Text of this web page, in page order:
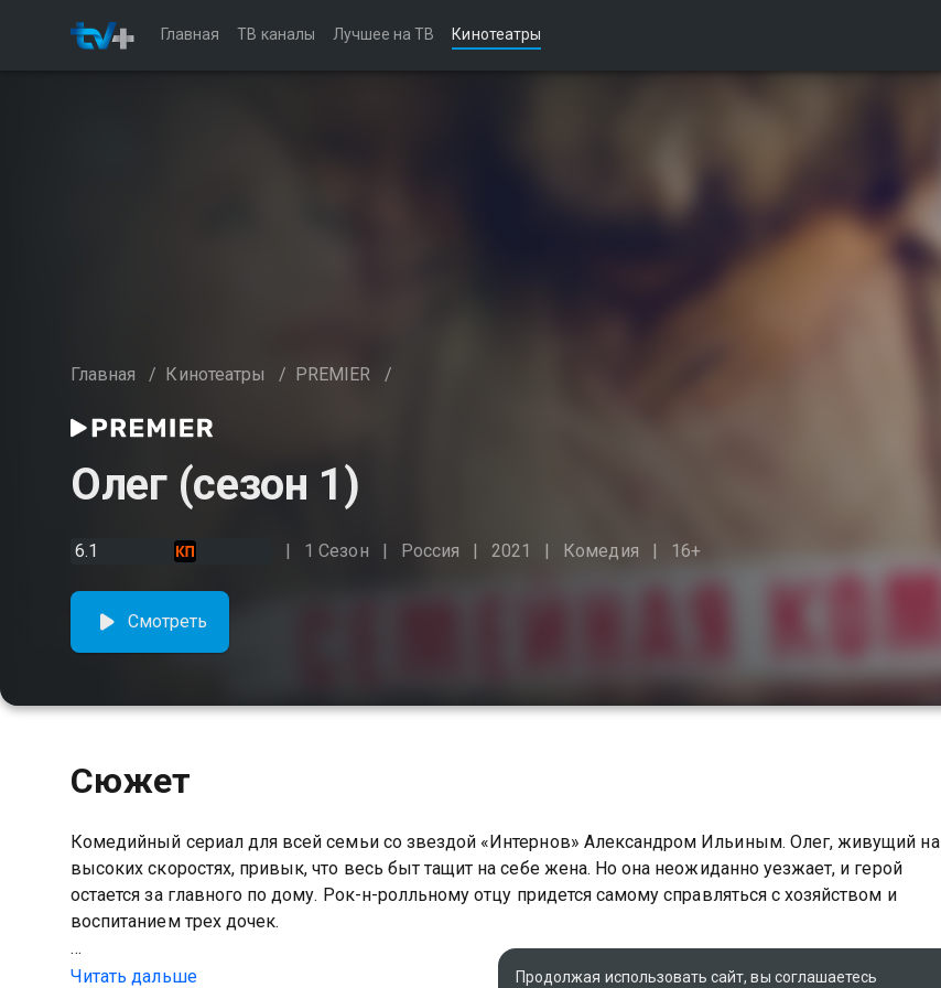
Главная ТВ каналы Лучшее на ТВ Кинотеатры
Главная / Кинотеатры / PREMIER /
Олег (сезон 1)
6.1 1 Сезон Россия 2021 Комедия 16+
Смотреть
Сюжет
Комедийный сериал для всей семьи со звездой «Интернов» Александром Ильиным. Олег, живущий на
высоких скоростях, привык, что весь быт тащит на себе жена. Но она неожиданно уезжает, и герой
остается за главного по дому. Рок-н-ролльному отцу придется самому справляться с хозяйством и
воспитанием трех дочек.
Посмотреть онлайн 1 сезон сериала Олег вы можете совершенно бесплатно в хорошем HD качестве на
Читать дальше Продолжая использовать сайт, вы соглашаетесь